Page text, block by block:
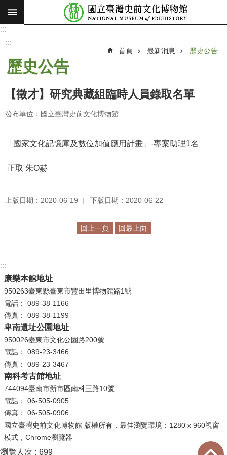
跳到主要內容區塊
搜
願
景
使
命
新
息
觀
索
認
識
我
們
便
民
服
務
性
別
:::
:::
首頁 最新消息 歷史公告
歷史公告
【徵才】研究典藏組臨時人員錄取名單
發布單位：國立臺灣史前文化博物館
「國家文化記憶庫及數位加值應用計畫」-專案助理1名
正取 朱O赫
上版日期：2020-06-19 下版日期：2020-06-22
回上一頁 回最上面
:::
康樂本館地址
950263臺東縣臺東市豐田里博物館路1號
電話： 089-38-1166
傳真： 089-38-1199
卑南遺址公園地址
950026臺東市文化公園路200號
電話： 089-23-3466
傳真： 089-23-3467
南科考古館地址
744094臺南市新市區南科三路10號
電話： 06-505-0905
傳真： 06-505-0906
國立臺灣史前文化博物館 版權所有，最佳瀏覽環境：1280 x 960視窗
模式，Chrome瀏覽器
瀏覽人次 699